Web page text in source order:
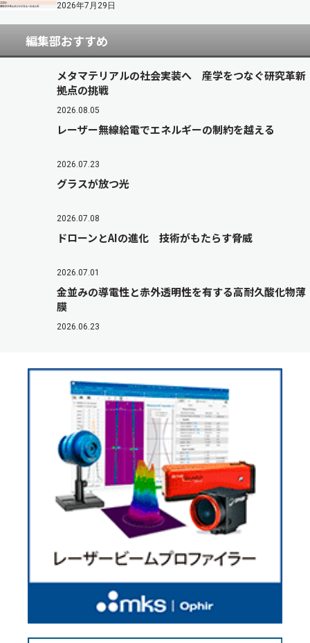
2026年7月29日
編集部おすすめ
メタマテリアルの社会実装へ 産学をつなぐ研究革新
拠点の挑戦
2026.08.05
レーザー無線給電でエネルギーの制約を越える
2026.07.23
グラスが放つ光
2026.07.08
ドローンとAIの進化 技術がもたらす脅威
2026.07.01
金並みの導電性と赤外透明性を有する高耐久酸化物薄
膜
2026.06.23